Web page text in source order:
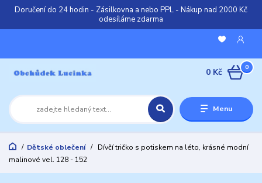
Doručení do 24 hodin - Zásilkovna a nebo PPL - Nákup nad 2000 Kč
odesíláme zdarma
Menu
0
0 Kč
Dětské oblečení
Dívčí tričko s potiskem na léto, krásné modní
malinové vel. 128 - 152